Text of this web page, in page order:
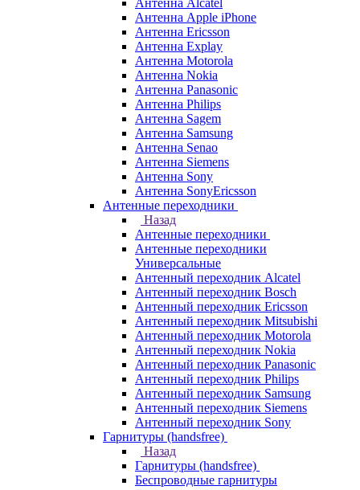
Антенна Alcatel
Антенна Apple iPhone
Антенна Ericsson
Антенна Explay
Антенна Motorola
Антенна Nokia
Антенна Panasonic
Антенна Philips
Антенна Sagem
Антенна Samsung
Антенна Senao
Антенна Siemens
Антенна Sony
Антенна SonyEricsson
Антенные переходники
Назад
Антенные переходники
Антенные переходники
Универсальные
Антенный переходник Alcatel
Антенный переходник Bosch
Антенный переходник Ericsson
Антенный переходник Mitsubishi
Антенный переходник Motorola
Антенный переходник Nokia
Антенный переходник Panasonic
Антенный переходник Philips
Антенный переходник Samsung
Антенный переходник Siemens
Антенный переходник Sony
Гарнитуры (handsfree)
Назад
Гарнитуры (handsfree)
Беспроводные гарнитуры